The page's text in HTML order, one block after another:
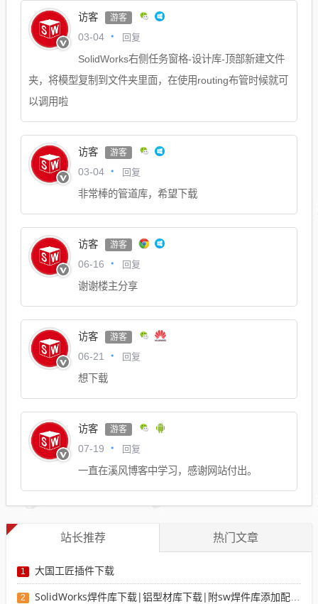
访客 游客
03-04 回复
SolidWorks右侧任务窗格-设计库-顶部新建文件
夹，将模型复制到文件夹里面，在使用routing布管时候就可
以调用啦
访客 游客
03-04 回复
非常棒的管道库，希望下载
访客 游客
06-16 回复
谢谢楼主分享
访客 游客
06-21 回复
想下载
访客 游客
07-19 回复
一直在溪风博客中学习，感谢网站付出。
站长推荐 热门文章
1 大国工匠插件下载
2 SolidWorks焊件库下载|铝型材库下载|附sw焊件库添加配置使用教程